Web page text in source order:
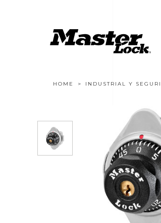
Ir al contenido
HOME INDUSTRIAL Y